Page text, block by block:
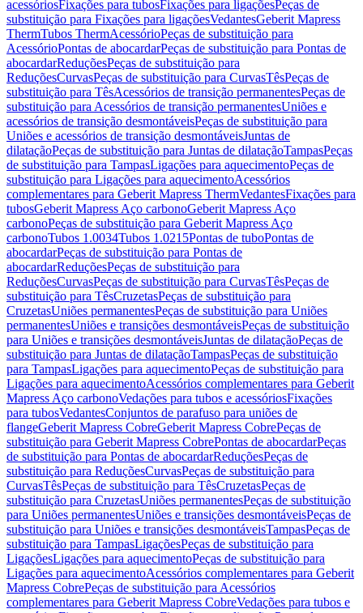
acessóriosFixações para tubosFixações para ligaçõesPeças de
substituição para Fixações para ligaçõesVedantesGeberit Mapress
ThermTubos ThermAcessórioPeças de substituição para
AcessórioPontas de abocardarPeças de substituição para Pontas de
abocardarReduçõesPeças de substituição para
ReduçõesCurvasPeças de substituição para CurvasTêsPeças de
substituição para TêsAcessórios de transição permanentesPeças de
substituição para Acessórios de transição permanentesUniões e
acessórios de transição desmontáveisPeças de substituição para
Uniões e acessórios de transição desmontáveisJuntas de
dilataçãoPeças de substituição para Juntas de dilataçãoTampasPeças
de substituição para TampasLigações para aquecimentoPeças de
substituição para Ligações para aquecimentoAcessórios
complementares para Geberit Mapress ThermVedantesFixações para
tubosGeberit Mapress Aço carbonoGeberit Mapress Aço
carbonoPeças de substituição para Geberit Mapress Aço
carbonoTubos 1.0034Tubos 1.0215Pontas de tuboPontas de
abocardarPeças de substituição para Pontas de
abocardarReduçõesPeças de substituição para
ReduçõesCurvasPeças de substituição para CurvasTêsPeças de
substituição para TêsCruzetasPeças de substituição para
CruzetasUniões permanentesPeças de substituição para Uniões
permanentesUniões e transições desmontáveisPeças de substituição
para Uniões e transições desmontáveisJuntas de dilataçãoPeças de
substituição para Juntas de dilataçãoTampasPeças de substituição
para TampasLigações para aquecimentoPeças de substituição para
Ligações para aquecimentoAcessórios complementares para Geberit
Mapress Aço carbonoVedações para tubos e acessóriosFixações
para tubosVedantesConjuntos de parafuso para uniões de
flangeGeberit Mapress CobreGeberit Mapress CobrePeças de
substituição para Geberit Mapress CobrePontas de abocardarPeças
de substituição para Pontas de abocardarReduçõesPeças de
substituição para ReduçõesCurvasPeças de substituição para
CurvasTêsPeças de substituição para TêsCruzetasPeças de
substituição para CruzetasUniões permanentesPeças de substituição
para Uniões permanentesUniões e transições desmontáveisPeças de
substituição para Uniões e transições desmontáveisTampasPeças de
substituição para TampasLigaçõesPeças de substituição para
LigaçõesLigações para aquecimentoPeças de substituição para
Ligações para aquecimentoAcessórios complementares para Geberit
Mapress CobrePeças de substituição para Acessórios
complementares para Geberit Mapress CobreVedações para tubos e